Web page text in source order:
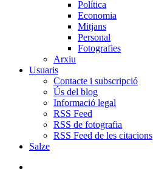
Política
Economia
Mitjans
Personal
Fotografies
Arxiu
Usuaris
Contacte i subscripció
Ús del blog
Informació legal
RSS Feed
RSS de fotografia
RSS Feed de les citacions
Salze